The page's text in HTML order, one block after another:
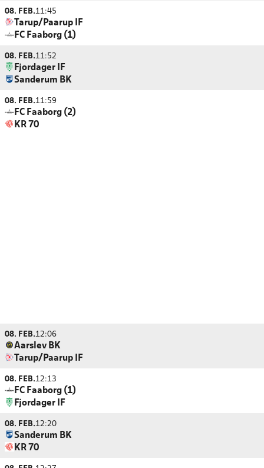
08. FEB.11:45
Tarup/Paarup IF
FC Faaborg (1)
08. FEB.11:52
Fjordager IF
Sanderum BK
08. FEB.11:59
FC Faaborg (2)
KR 70
08. FEB.12:06
Aarslev BK
Tarup/Paarup IF
08. FEB.12:13
FC Faaborg (1)
Fjordager IF
08. FEB.12:20
Sanderum BK
KR 70